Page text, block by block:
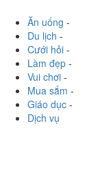
Ăn uống -
Du lịch -
Cưới hỏi -
Làm đẹp -
Vui chơi -
Mua sắm -
Giáo dục -
Dịch vụ